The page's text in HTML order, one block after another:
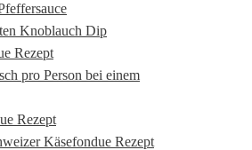
Knoblauch Dip
Rezept
pro Person bei einem
Rezept
Käsefondue Rezept